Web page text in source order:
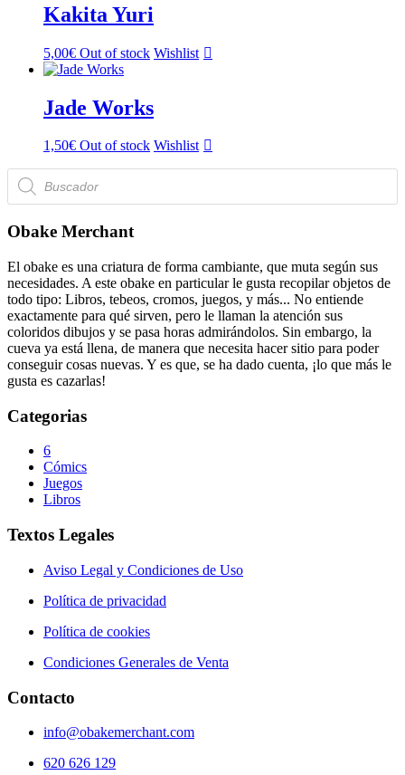
Kakita Yuri
5,00€ Out of stock Wishlist
Jade Works
1,50€ Out of stock Wishlist
Búsqueda
de
productos
Obake Merchant
El obake es una criatura de forma cambiante, que muta según sus
necesidades. A este obake en particular le gusta recopilar objetos de
todo tipo: Libros, tebeos, cromos, juegos, y más... No entiende
exactamente para qué sirven, pero le llaman la atención sus
coloridos dibujos y se pasa horas admirándolos. Sin embargo, la
cueva ya está llena, de manera que necesita hacer sitio para poder
conseguir cosas nuevas. Y es que, se ha dado cuenta, ¡lo que más le
gusta es cazarlas!
Categorias
6
Cómics
Juegos
Libros
Textos Legales
Aviso Legal y Condiciones de Uso
Política de privacidad
Política de cookies
Condiciones Generales de Venta
Contacto
info@obakemerchant.com
620 626 129